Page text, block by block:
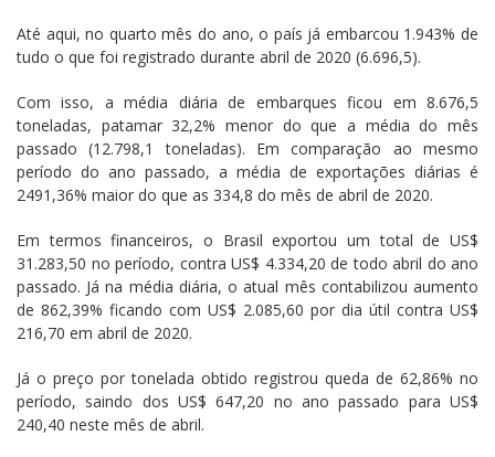
Até aqui, no quarto mês do ano, o país já embarcou 1.943% de
tudo o que foi registrado durante abril de 2020 (6.696,5).
Com isso, a média diária de embarques ficou em 8.676,5
toneladas, patamar 32,2% menor do que a média do mês
passado (12.798,1 toneladas). Em comparação ao mesmo
período do ano passado, a média de exportações diárias é
2491,36% maior do que as 334,8 do mês de abril de 2020.
Em termos financeiros, o Brasil exportou um total de US$
31.283,50 no período, contra US$ 4.334,20 de todo abril do ano
passado. Já na média diária, o atual mês contabilizou aumento
de 862,39% ficando com US$ 2.085,60 por dia útil contra US$
216,70 em abril de 2020.
Já o preço por tonelada obtido registrou queda de 62,86% no
período, saindo dos US$ 647,20 no ano passado para US$
240,40 neste mês de abril.